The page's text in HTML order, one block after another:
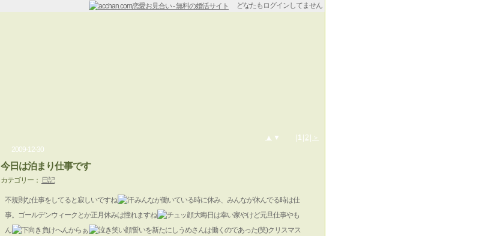
どなたもログインしてません
▲ ▼ | 1 2
＞
2009-12-30
今日は泊まり仕事です
カテゴリー： 日記
不規則な仕事をしてると寂しいですね
みんなが働いている時に休み、みんなが休んでる時は仕
事。ゴールデンウィークとか正月休みは憧れますね
大晦日は幸い家やけど元旦仕事やも
ん
負けへんからぁ
誓いを新たにしうめさんは働くのであった(笑)クリスマス